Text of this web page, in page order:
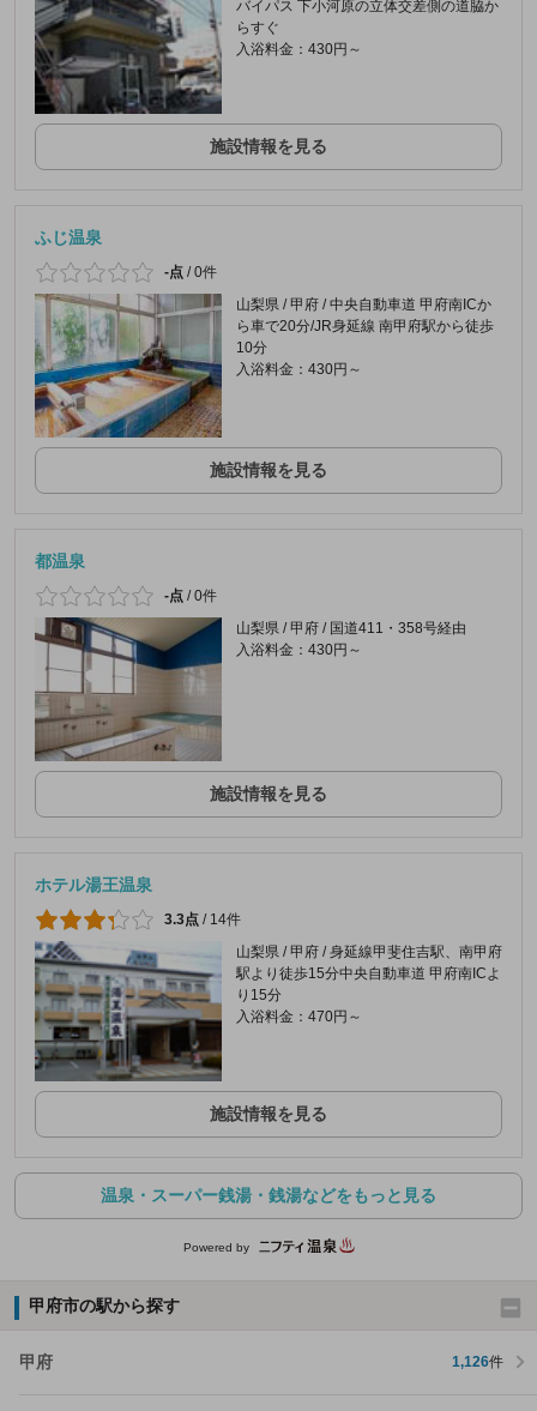
バイパス 下小河原の立体交差側の道脇か
らすぐ
入浴料金：430円～
施設情報を見る
ふじ温泉
-点 /0件
山梨県 / 甲府 / 中央自動車道 甲府南ICか
ら車で20分/JR身延線 南甲府駅から徒歩
10分
入浴料金：430円～
施設情報を見る
都温泉
-点 /0件
山梨県 / 甲府 / 国道411・358号経由
入浴料金：430円～
施設情報を見る
ホテル湯王温泉
3.3点 / 14件
山梨県 / 甲府 / 身延線甲斐住吉駅、南甲府
駅より徒歩15分中央自動車道 甲府南ICよ
り15分
入浴料金：470円～
施設情報を見る
温泉・スーパー銭湯・銭湯などをもっと見る
Powered by
甲府市の駅から探す
甲府 1,126件